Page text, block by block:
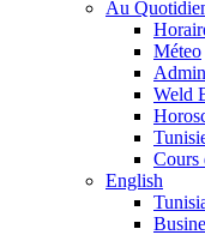
Au
Méteo
Weld
Cours
English